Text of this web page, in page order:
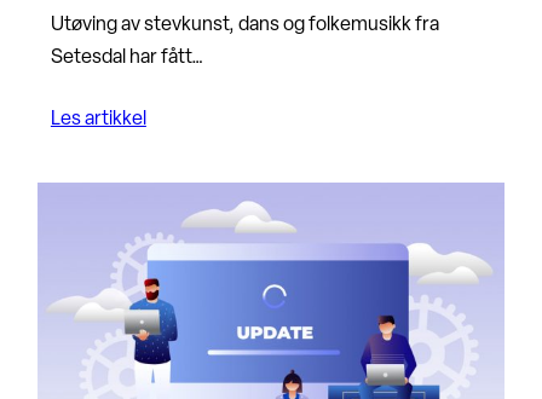
Utøving av stevkunst, dans og folkemusikk fra
Setesdal har fått…
Les artikkel